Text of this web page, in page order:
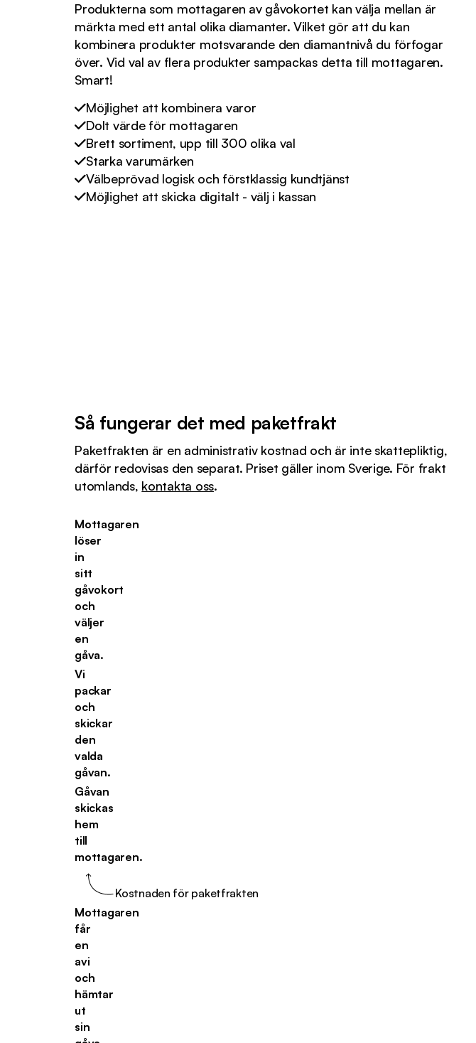
Produkterna som mottagaren av gåvokortet kan välja mellan är
märkta med ett antal olika diamanter. Vilket gör att du kan
kombinera produkter motsvarande den diamantnivå du förfogar
över. Vid val av flera produkter sampackas detta till mottagaren.
Smart!
Möjlighet att kombinera varor
Dolt värde för mottagaren
Brett sortiment, upp till 300 olika val
Starka varumärken
Välbeprövad logisk och förstklassig kundtjänst
Möjlighet att skicka digitalt - välj i kassan
Så fungerar det med paketfrakt
Paketfrakten är en administrativ kostnad och är inte skattepliktig,
därför redovisas den separat. Priset gäller inom Sverige. För frakt
utomlands, kontakta oss.
Mottagaren
löser
in
sitt
gåvokort
och
väljer
en
gåva.
Vi
packar
och
skickar
den
valda
gåvan.
Gåvan
skickas
hem
till
mottagaren.
Kostnaden för paketfrakten
Mottagaren
får
en
avi
och
hämtar
ut
sin